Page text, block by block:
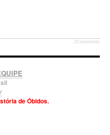
JComments
de Óbidos.